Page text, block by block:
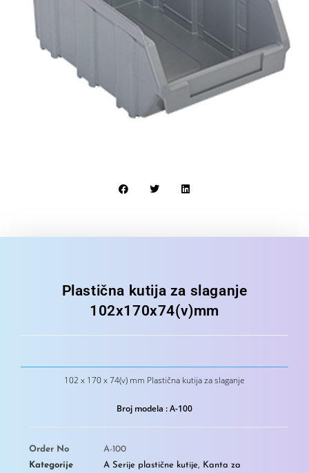
Plastična kutija za slaganje
102x170x74(v)mm
102 x 170 x 74(v) mm Plastična kutija za slaganje
Broj modela : A-100
Order No
A-100
Kategorije
A Serije plastične kutije, Kanta za